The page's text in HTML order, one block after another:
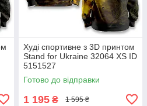
Худі спортивне з 3D принтом
Stand for Ukraine 32064 XS ID
5151527
Готово до відправки
1 195 ₴ 1 595 ₴